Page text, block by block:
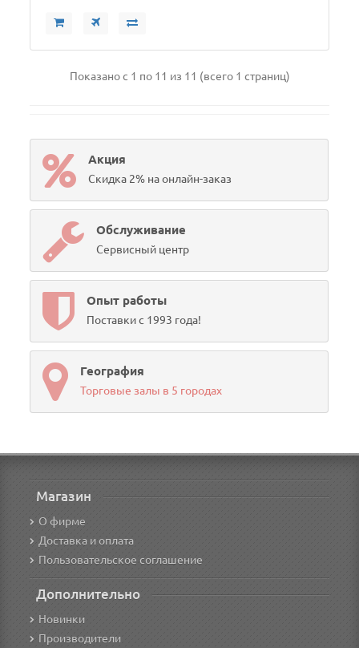
Показано с 1 по 11 из 11 (всего 1 страниц)
Акция
Скидка 2% на онлайн-заказ
Обслуживание
Сервисный центр
Опыт работы
Поставки с 1993 года!
География
Торговые залы в 5 городах
Магазин
О фирме
Доставка и оплата
Пользовательское соглашение
Дополнительно
Новинки
Производители